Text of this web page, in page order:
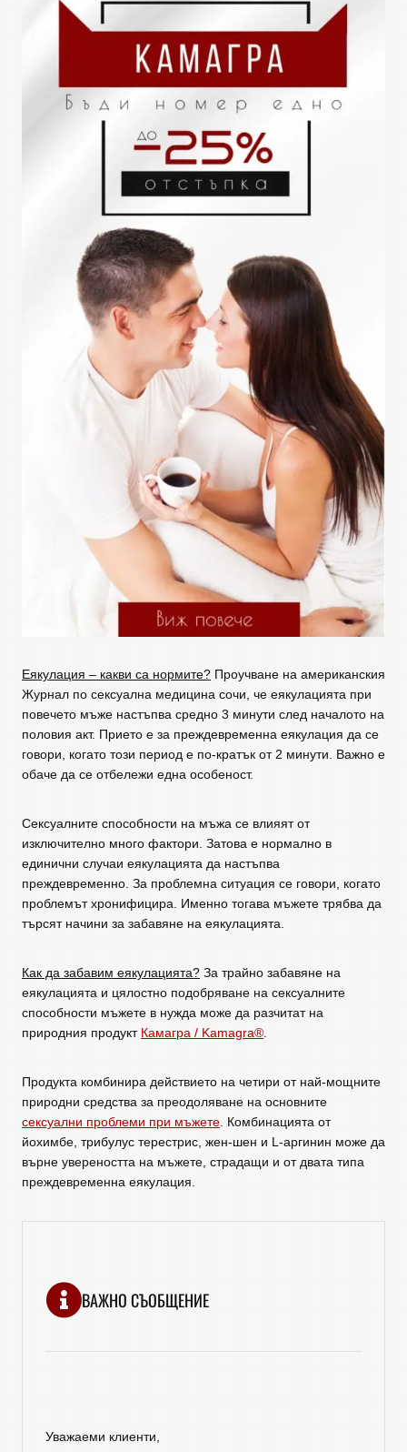
Еякулация – какви са нормите? Проучване на американския
Журнал по сексуална медицина сочи, че еякулацията при
повечето мъже настъпва средно 3 минути след началото на
половия акт. Прието е за преждевременна еякулация да се
говори, когато този период е по-кратък от 2 минути. Важно е
обаче да се отбележи една особеност.
Сексуалните способности на мъжа се влияят от
изключително много фактори. Затова е нормално в
единични случаи еякулацията да настъпва
преждевременно. За проблемна ситуация се говори, когато
проблемът хронифицира. Именно тогава мъжете трябва да
търсят начини за забавяне на еякулацията.
Как да забавим еякулацията? За трайно забавяне на
еякулацията и цялостно подобряване на сексуалните
способности мъжете в нужда може да разчитат на
природния продукт Камагра / Kamagra®.
Продукта комбинира действието на четири от най-мощните
природни средства за преодоляване на основните
сексуални проблеми при мъжете. Комбинацията от
йохимбе, трибулус терестрис, жен-шен и L-аргинин може да
върне увереността на мъжете, страдащи и от двата типа
преждевременна еякулация.
ВАЖНО СЪОБЩЕНИЕ
Уважаеми клиенти,